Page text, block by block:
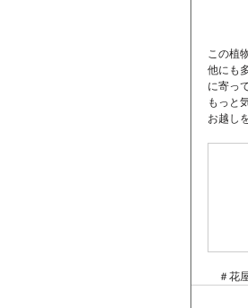
この植
他にも
に寄っ
もっと
お越し
＃花